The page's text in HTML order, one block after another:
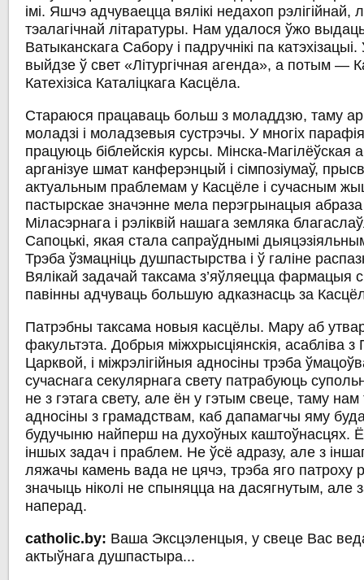
імі. Яшчэ адчуваецца вялікі недахоп рэлігійнай,
тэалагічнай літаратуры. Нам удалося ўжо
Ватыканскага Сабору і падручнікі па катэхізацыі.
выйдзе ў свет «Літургічная агенда», а потым —
Катехізіса Каталіцкага Касцёла.
Стараюся працаваць больш з моладдзю, таму
моладзі і моладзевыя сустрэчы. У многіх
працуюць біблейскія курсы. Мінска-Магілёўская
арганізуе шмат канферэнцый і сімпозіумаў,
актуальным праблемам у Касцёле і сучасным
пастырскае значэнне мела перэгрынацыя
Міласэрнага і рэліквій нашага земляка
Сапоцькі, якая стала сапраўднымі
Трэба ўзмацніць душпастырства і ў галіне
Вялікай задачай таксама з’яўляецца фармацыя
павінны адчуваць большую адказнасць за
Патрэбны таксама новыя касцёлы. Мару аб
факультэта. Добрыя міжхрысціянскія, асабліва
Царквой, і міжрэлігійныя адносіны трэба
сучаснага секулярнага свету патрабуюць
не з гэтага свету, але ён у гэтым свеце, таму нам
адносіны з грамадствам, каб дапамагчы яму
будучыню найперш на духоўных каштоўнасцях.
іншых задач і праблем. Не ўсё адразу, але з
ляжачы камень вада не цячэ, трэба яго патроху
значыць ніколі не спыняцца на дасягнутым, але
наперад.
catholic.by: Ваша Эксцэленцыя, у свеце Вас
актыўнага душпастыра...